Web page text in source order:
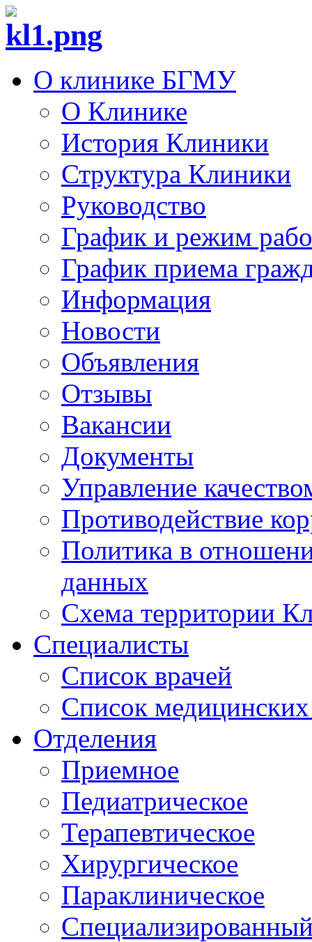
О клинике БГМУ
О Клинике
История Клиники
Структура Клиники
Руководство
График и режим
График приема
Информация
Новости
Объявления
Отзывы
Вакансии
Документы
Управление
Противодействие
Политика в
данных
Схема территории
Специалисты
Список врачей
Список медицинских
Отделения
Приемное
Педиатрическое
Терапевтическое
Хирургическое
Параклиническое